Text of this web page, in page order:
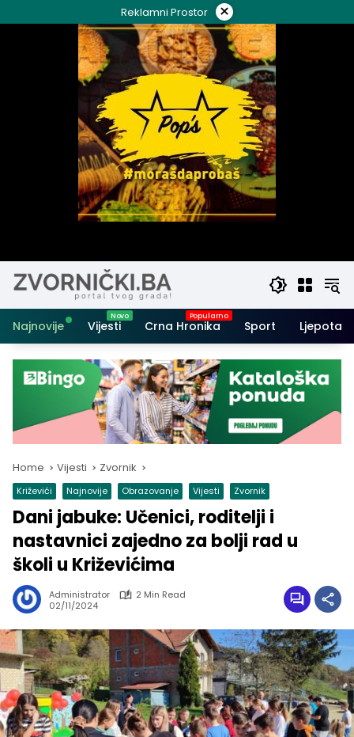
to
Reklamni Prostor ×
Najnovije Vijesti Crna Hronika Sport Ljepota i
Home Vijesti Zvornik
Križevići Najnovije Obrazovanje Vijesti Zvornik
Dani jabuke: Učenici, roditelji i
nastavnici zajedno za bolji rad u
školi u Križevićima
Administrator
2 Min Read
02/11/2024